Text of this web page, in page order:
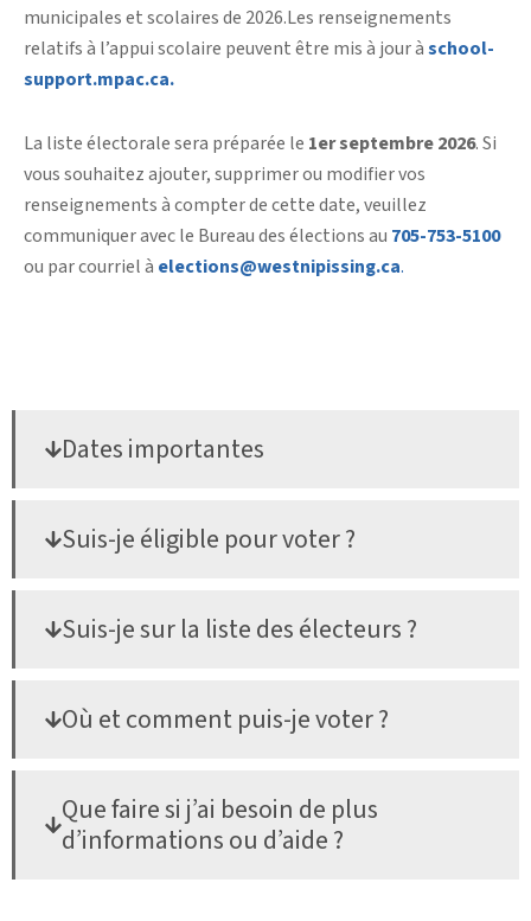
municipales et scolaires de 2026.Les renseignements
relatifs à l’appui scolaire peuvent être mis à jour àschool-
support.mpac.ca.
La liste électorale sera préparée le 1er septembre 2026. Si
vous souhaitez ajouter, supprimer ou modifier vos
renseignements à compter de cette date, veuillez
communiquer avec le Bureau des élections au 705-753-5100
ou par courriel à elections@westnipissing.ca.
Dates importantes
Suis-je éligible pour voter ?
Suis-je sur la liste des électeurs ?
Où et comment puis-je voter ?
Que faire si j’ai besoin de plus
d’informations ou d’aide ?